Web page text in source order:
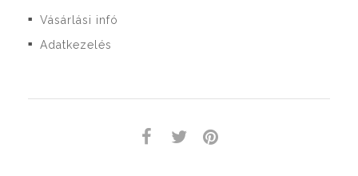
■ Vásárlási infó
■ Adatkezelés